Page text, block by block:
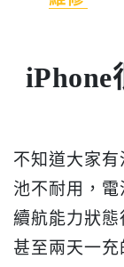
iPhone
不知道大家
池不耐用，
續航能力狀
甚至兩天一